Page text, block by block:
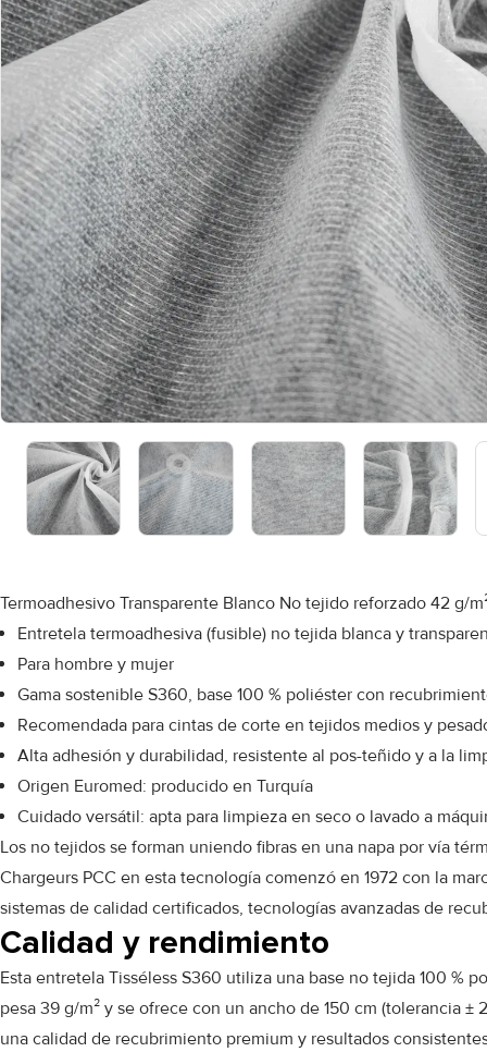
Termoadhesivo Transparente Blanco No tejido reforzado 42 g/
Entretela termoadhesiva (fusible) no tejida blanca y
Para hombre y mujer
Gama sostenible S360, base 100 % poliéster con
Recomendada para cintas de corte en tejidos medios y
Alta adhesión y durabilidad, resistente al pos-teñido y a la
Origen Euromed: producido en Turquía
Cuidado versátil: apta para limpieza en seco o lavado a
Los no tejidos se forman uniendo fibras en una napa por vía
Chargeurs PCC en esta tecnología comenzó en 1972 con la
sistemas de calidad certificados, tecnologías avanzadas de
Calidad y rendimiento
Esta entretela Tisséless S360 utiliza una base no tejida 100 %
pesa 39 g/m² y se ofrece con un ancho de 150 cm (tolerancia ±
una calidad de recubrimiento premium y resultados